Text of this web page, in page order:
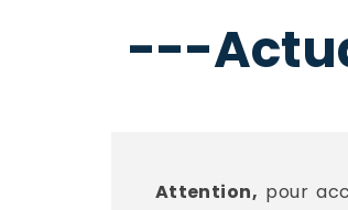
---
Attention, pour